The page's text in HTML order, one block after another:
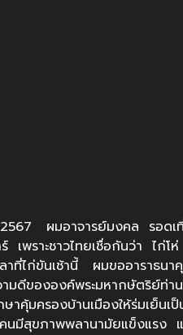
ผมอาจารย์มงคล รอดเ
พราะชาวไทยเชื่อกันว่า ไก่
ไก่ขันเช้านี้ ผมขออาราธนา
ดีขององค์พระมหากษัตริย์ท่
คุ้มครองบ้านเมืองให้ร่มเย็นเ
นมีสุขภาพพลานามัยแข็งแร